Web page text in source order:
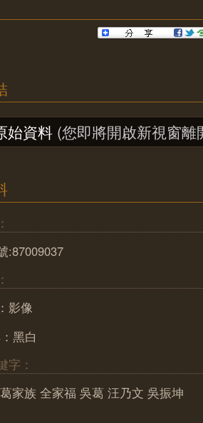
始資料 (您即將開啟新視窗離
:87009037
影像
黑白
字：
家族 全家福 吳葛 汪乃文 吳振坤